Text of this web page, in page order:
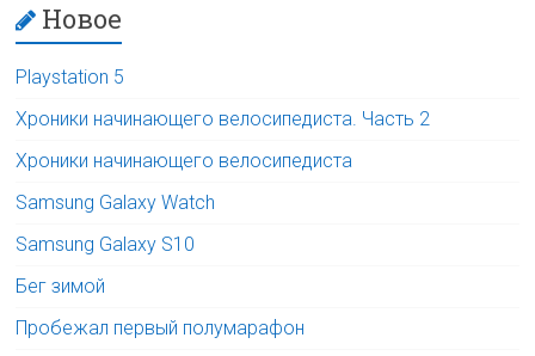
Новое
Playstation 5
Хроники начинающего велосипедиста. Часть 2
Хроники начинающего велосипедиста
Samsung Galaxy Watch
Samsung Galaxy S10
Бег зимой
Пробежал первый полумарафон